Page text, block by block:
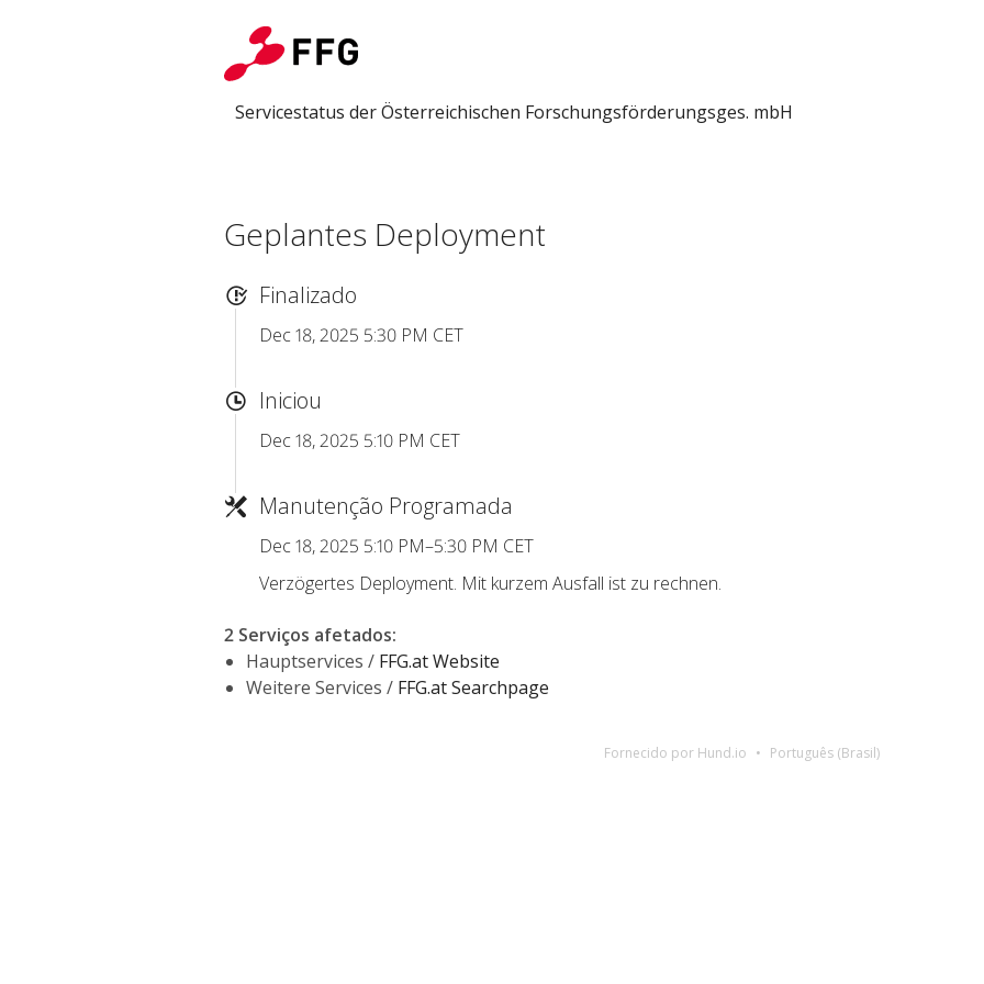
Servicestatus der Österreichischen Forschungsförderungsges. mbH
Geplantes Deployment
Finalizado
Dec 18, 2025 5:30 PM CET
Iniciou
Dec 18, 2025 5:10 PM CET
Manutenção Programada
Dec 18, 2025 5:10 PM–5:30 PM CET
Verzögertes Deployment. Mit kurzem Ausfall ist zu rechnen.
2 Serviços afetados:
Hauptservices / FFG.at Website
Weitere Services / FFG.at Searchpage
Fornecido por Hund.io Português (Brasil)